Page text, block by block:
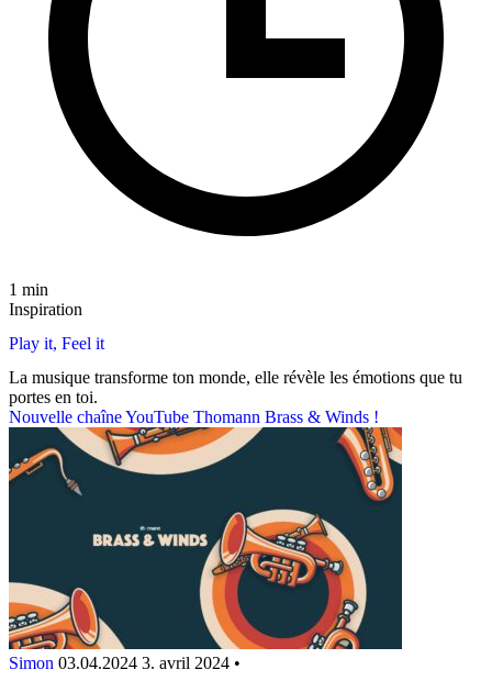
1 min
Inspiration
Play it, Feel it
La musique transforme ton monde, elle révèle les émotions que tu
portes en toi.
Nouvelle chaîne YouTube Thomann Brass & Winds !
Simon 03.04.2024 3. avril 2024 •